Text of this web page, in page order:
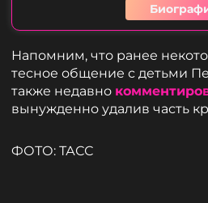
Напомним, что ранее
тесное общение с детьми
также недавно
вынужденно удалив часть
ФОТО: ТАСС